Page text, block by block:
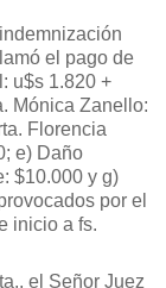
el pago de
u$s 1.820 +
Mónica Zanello:
Florencia
e) Daño
$10.000 y g)
por el
inicio a fs.
el Señor Juez